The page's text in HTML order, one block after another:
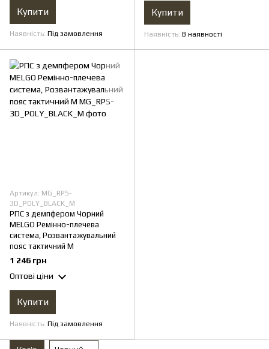
Купити
Наявність Під замовлення
Купити
Наявність В наявності
Артикул: MG_RPS-
3D_POLY_BLACK_M
РПС з демпфером Чорний
MELGO Ремінно-плечева
система, Розвантажувальний
пояс тактичний М
1 246 грн
Оптові ціни
Купити
Наявність Під замовлення